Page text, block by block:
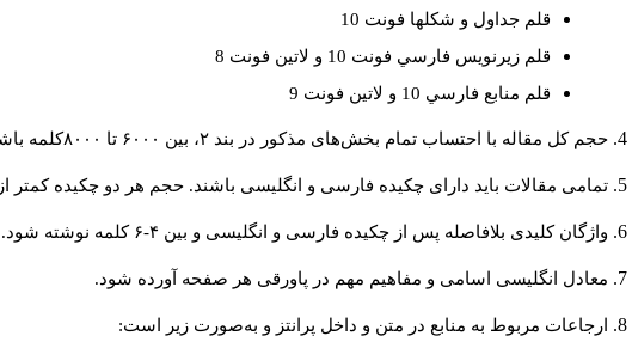
قلم جداول و شكلها فونت 10
قلم زيرنويس فارسي فونت 10 و لاتين فونت 8
قلم منابع فارسي 10 و لاتين فونت 9
حجم کل مقاله با احتساب تمام بخش‌های مذکور در بند ۲، بین ۶۰۰۰ تا ۸۰۰۰کلمه باشد.
تمامی مقالات باید دارای چکیده فارسی و انگلیسی باشند. حجم هر دو چکیده کمتر از ۲۰۰ و بیشتر از ۲۵۰ کلمه نباشد.
واژگان کلیدی بلافاصله پس از چکیده فارسی و انگلیسی و بین ۴-۶ کلمه نوشته شود.
معادل انگلیسی اسامی و مفاهیم مهم در پاورقی هر صفحه آورده شود.
ارجاعات مربوط به منابع در متن و داخل پرانتز و به‌صورت زیر است: